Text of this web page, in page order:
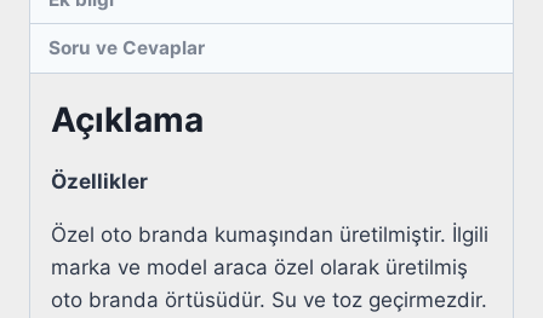
Soru ve Cevaplar
Açıklama
Özellikler
Özel oto branda kumaşından üretilmiştir. İlgili
marka ve model araca özel olarak üretilmiş
oto branda örtüsüdür. Su ve toz geçirmezdir.